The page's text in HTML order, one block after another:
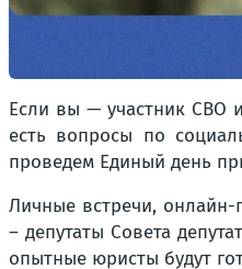
Если вы — участник СВО
есть вопросы по
проведем Единый день
Личные встречи,
– депутаты Совета
опытные юристы будут